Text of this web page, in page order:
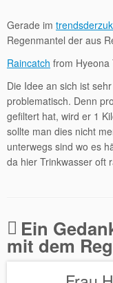
Gerade im
Regenmantel der aus
Raincatch from Hyeona
Die Idee an sich ist
problematisch. Denn
gefiltert hat, wird er 1
sollte man dies nicht
unterwegs sind wo es
da hier Trinkwasser oft
Ein
mit dem